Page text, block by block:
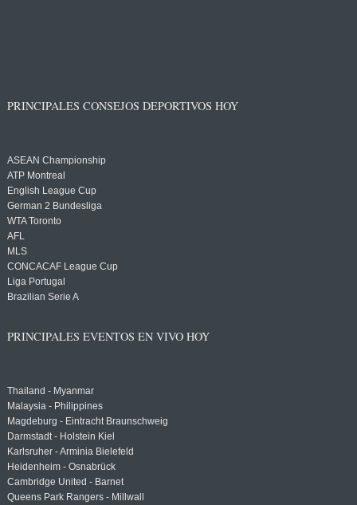
PRINCIPALES CONSEJOS DEPORTIVOS HOY
ASEAN Championship
ATP Montreal
English League Cup
German 2 Bundesliga
WTA Toronto
AFL
MLS
CONCACAF League Cup
Liga Portugal
Brazilian Serie A
PRINCIPALES EVENTOS EN VIVO HOY
Thailand - Myanmar
Malaysia - Philippines
Magdeburg - Eintracht Braunschweig
Darmstadt - Holstein Kiel
Karlsruher - Arminia Bielefeld
Heidenheim - Osnabrück
Cambridge United - Barnet
Queens Park Rangers - Millwall